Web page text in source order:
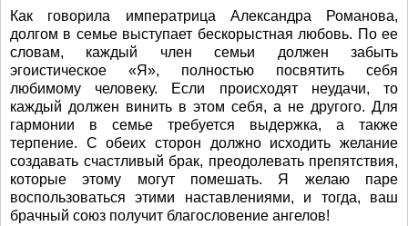
Как говорила императрица Александра Романова,
долгом в семье выступает бескорыстная любовь. По ее
словам, каждый член семьи должен забыть
эгоистическое «Я», полностью посвятить себя
любимому человеку. Если происходят неудачи, то
каждый должен винить в этом себя, а не другого. Для
гармонии в семье требуется выдержка, а также
терпение. С обеих сторон должно исходить желание
создавать счастливый брак, преодолевать препятствия,
которые этому могут помешать. Я желаю паре
воспользоваться этими наставлениями, и тогда, ваш
брачный союз получит благословение ангелов!